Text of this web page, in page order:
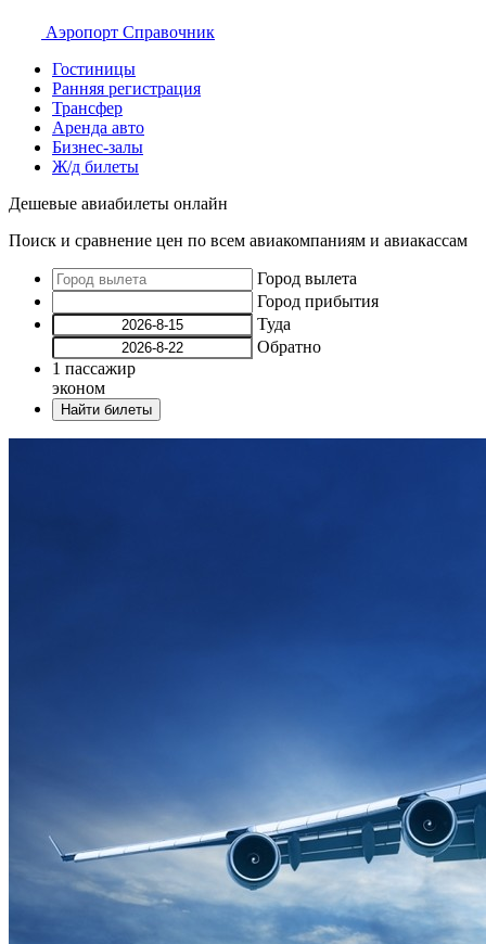
Аэропорт Справочник
Гостиницы
Ранняя регистрация
Трансфер
Аренда авто
Бизнес-залы
Ж/д билеты
Дешевые авиабилеты онлайн
Поиск и сравнение цен по всем авиакомпаниям и авиакассам
Город вылета
Город прибытия
Туда
Обратно
1 пассажир
эконом
Найти билеты